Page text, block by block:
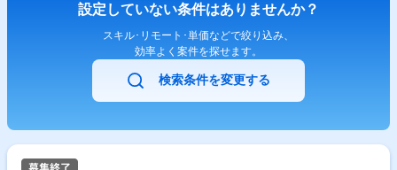
設定していない条件はありませんか？
スキル･リモート･単価などで絞り込み、
効率よく案件を探せます。
検索条件を変更する